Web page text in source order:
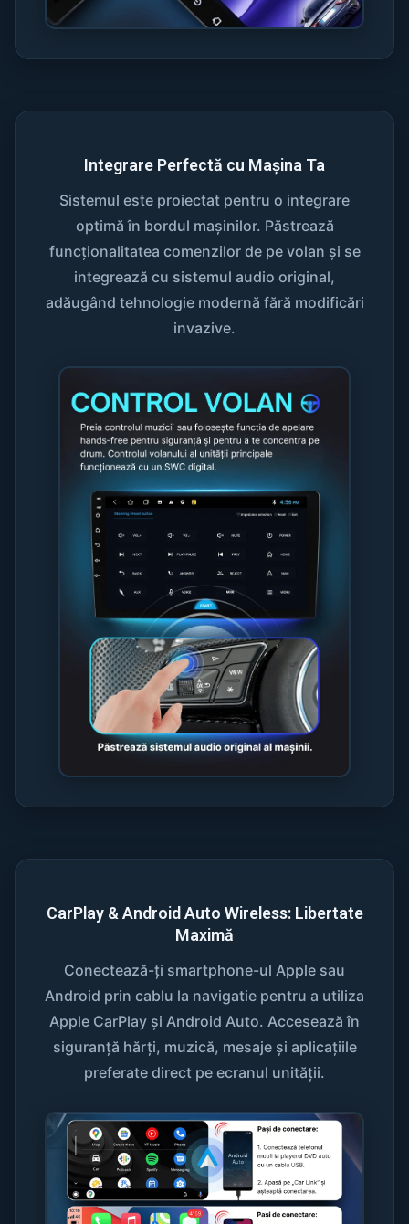
Integrare Perfectă cu Mașina Ta
Sistemul este proiectat pentru o integrare
optimă în bordul mașinilor. Păstrează
funcționalitatea comenzilor de pe volan și se
integrează cu sistemul audio original,
adăugând tehnologie modernă fără modificări
invazive.
CarPlay & Android Auto Wireless: Libertate
Maximă
Conectează-ți smartphone-ul Apple sau
Android prin cablu la navigatie pentru a utiliza
Apple CarPlay și Android Auto. Accesează în
siguranță hărți, muzică, mesaje și aplicațiile
preferate direct pe ecranul unității.